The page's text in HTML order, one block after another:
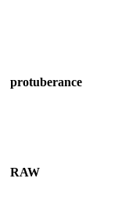
protuberance
RAW